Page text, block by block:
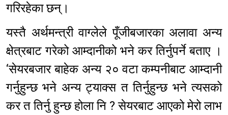
गरिरहेका छन्।
यस्तै अर्थमन्त्री वाग्लेले पूँजीबजारका अलावा अन्य
क्षेत्रबाट गरेको आम्दानीको भने कर तिर्नुपर्ने बताए ।
‘सेयरबजार बाहेक अन्य २० वटा कम्पनीबाट आम्दानी
गर्नुहुन्छ भने अन्य ट्याक्स त तिर्नुहुन्छ भने त्यसको
कर त तिर्नु हुन्छ होला नि ? सेयरबाट आएको मेरो लाभ